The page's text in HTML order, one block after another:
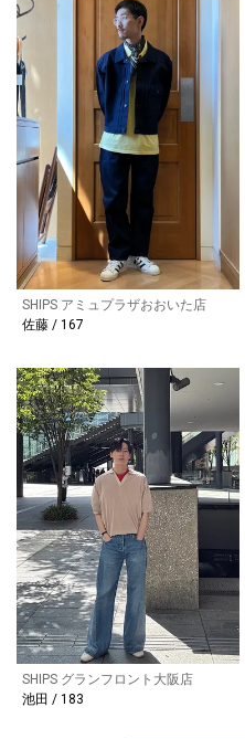
SHIPS アミュプラザおおいた店
佐藤 / 167
SHIPS グランフロント大阪店
池田 / 183